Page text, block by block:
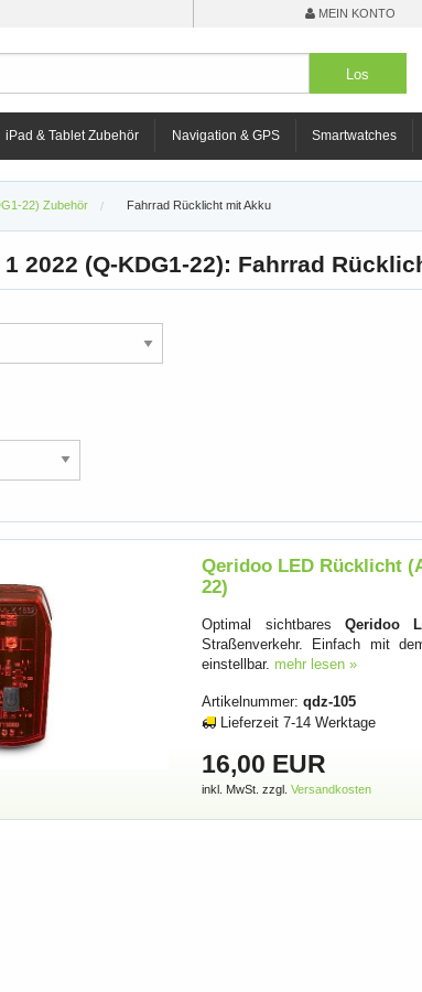
MEIN KONTO
iPad & Tablet Zubehör Navigation & GPS Smartwatches
22) Zubehör Fahrrad Rücklicht mit Akku
2022 (Q-KDG1-22): Fahrrad
Qeridoo LED Rücklicht
22)
Optimal sichtbares Qeridoo
Straßenverkehr. Einfach mit
einstellbar. mehr lesen »
Artikelnummer:qdz-105
Lieferzeit 7-14 Werktage
16,00 EUR
inkl. MwSt. zzgl.Versandkosten